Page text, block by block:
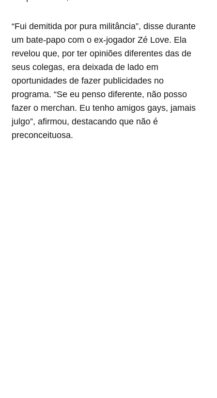
“Fui demitida por pura militância”, disse durante
um bate-papo com o ex-jogador Zé Love. Ela
revelou que, por ter opiniões diferentes das de
seus colegas, era deixada de lado em
oportunidades de fazer publicidades no
programa. “Se eu penso diferente, não posso
fazer o merchan. Eu tenho amigos gays, jamais
julgo”, afirmou, destacando que não é
preconceituosa.